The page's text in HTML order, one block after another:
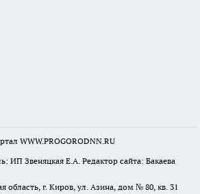
WWW.PROGORODNN.RU
ИП Звеняцкая Е.А. Редактор сайта: Бакаева
область, г. Киров, ул. Азина, дом № 80, кв. 31